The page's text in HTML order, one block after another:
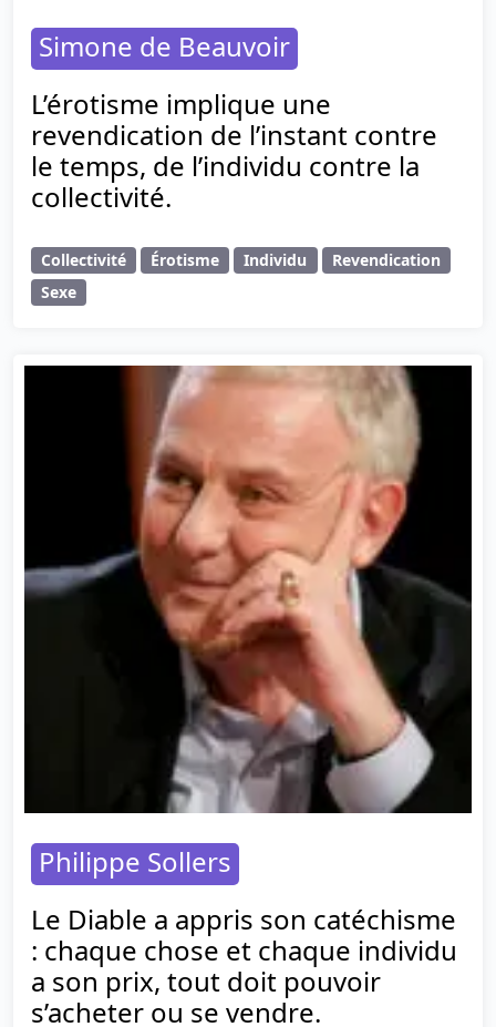
Simone de Beauvoir
L’érotisme implique une
revendication de l’instant contre
le temps, de l’individu contre la
collectivité.
Collectivité Érotisme Individu
Revendication
Sexe
Philippe Sollers
Le Diable a appris son catéchisme
: chaque chose et chaque individu
a son prix, tout doit pouvoir
s’acheter ou se vendre.